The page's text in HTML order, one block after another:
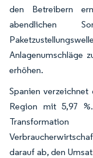
den Betreibern
abendlichen
Anlagenumschläge
erhöhen.
Spanien
Region mit 5,97
darauf ab, den